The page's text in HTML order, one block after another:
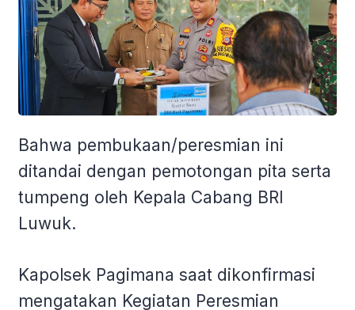
Bahwa pembukaan/peresmian ini
ditandai dengan pemotongan pita serta
tumpeng oleh Kepala Cabang BRI
Luwuk.
Kapolsek Pagimana saat dikonfirmasi
mengatakan Kegiatan Peresmian